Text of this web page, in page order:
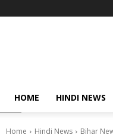
HOME HINDI NEWS
Home Hindi News Bihar